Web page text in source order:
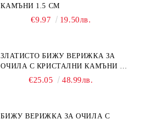
КАМЪНИ 1.5 СМ
€9.97 19.50лв.
ЗЛАТИСТО БИЖУ ВЕРИЖКА ЗА
ОЧИЛА С КРИСТАЛНИ КАМЪНИ И
€25.05 48.99лв.
БИЖУ ВЕРИЖКА ЗА ОЧИЛА С